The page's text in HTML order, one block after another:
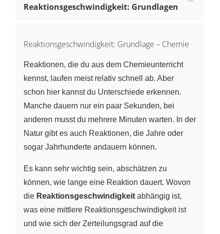
Reaktionsgeschwindigkeit: Grundlagen
Reaktionsgeschwindigkeit: Grundlage – Chemie
Reaktionen, die du aus dem Chemieunterricht
kennst, laufen meist relativ schnell ab. Aber
schon hier kannst du Unterschiede erkennen.
Manche dauern nur ein paar Sekunden, bei
anderen musst du mehrere Minuten warten. In der
Natur gibt es auch Reaktionen, die Jahre oder
sogar Jahrhunderte andauern können.
Es kann sehr wichtig sein, abschätzen zu
können, wie lange eine Reaktion dauert. Wovon
die Reaktionsgeschwindigkeit abhängig ist,
was eine mittlere Reaktionsgeschwindigkeit ist
und wie sich der Zerteilungsgrad auf die